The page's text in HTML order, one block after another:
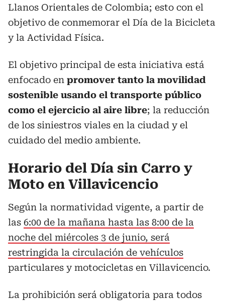
Llanos Orientales de Colombia; esto con el
objetivo de conmemorar el Día de la Bicicleta
y la Actividad Física.
El objetivo principal de esta iniciativa está
enfocado en promover tanto la movilidad
sostenible usando el transporte público
como el ejercicio al aire libre; la reducción
de los siniestros viales en la ciudad y el
cuidado del medio ambiente.
Horario del Día sin Carro y
Moto en Villavicencio
Según la normatividad vigente, a partir de
las 6:00 de la mañana hasta las 8:00 de la
noche del miércoles 3 de junio, será
restringida la circulación de vehículos
particulares y motocicletas en Villavicencio.
La prohibición será obligatoria para todos